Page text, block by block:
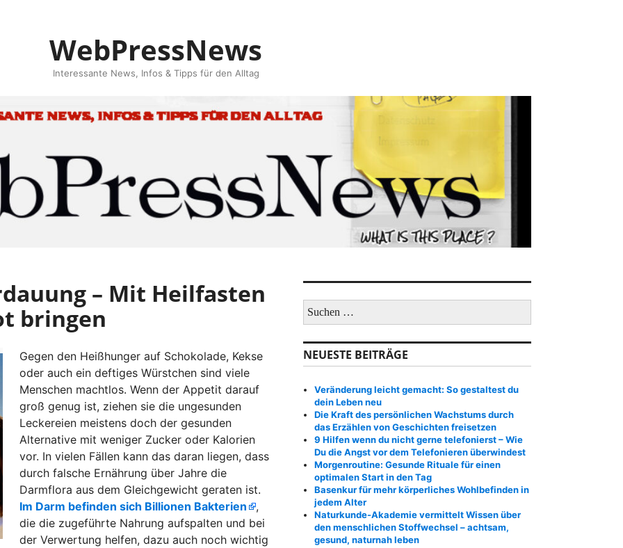
WebPressNews
Interessante News, Infos & Tipps für den Alltag
– Mit Heilfasten
bringen
Gegen den Heißhunger auf Schokolade, Kekse
oder auch ein deftiges Würstchen sind viele
Menschen machtlos. Wenn der Appetit darauf
groß genug ist, ziehen sie die ungesunden
Leckereien meistens doch der gesunden
Alternative mit weniger Zucker oder Kalorien
vor. In vielen Fällen kann das daran liegen, dass
durch falsche Ernährung über Jahre die
Darmflora aus dem Gleichgewicht geraten ist.
Im Darm befinden sich Billionen Bakterien
,
die die zugeführte Nahrung aufspalten und bei
der Verwertung helfen, dazu auch noch wichtig
u
h
e
n
c
:
NEUESTE BEITRÄGE
Veränderung leicht gemacht: So gestaltest du
dein Leben neu
Die Kraft des persönlichen Wachstums durch
das Erzählen von Geschichten freisetzen
9 Hilfen wenn du nicht gerne telefonierst – Wie
Du die Angst vor dem Telefonieren überwindest
Morgenroutine: Gesunde Rituale für einen
optimalen Start in den Tag
Basenkur für mehr körperliches Wohlbefinden in
jedem Alter
Naturkunde-Akademie vermittelt Wissen über
den menschlichen Stoffwechsel – achtsam,
gesund, naturnah leben